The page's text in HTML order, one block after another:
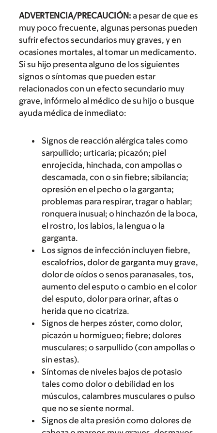
ADVERTENCIA/PRECAUCIÓN: a pesar de que es
muy poco frecuente, algunas personas pueden
sufrir efectos secundarios muy graves, y en
ocasiones mortales, al tomar un medicamento.
Si su hijo presenta alguno de los siguientes
signos o síntomas que pueden estar
relacionados con un efecto secundario muy
grave, infórmelo al médico de su hijo o busque
ayuda médica de inmediato:
Signos de reacción alérgica tales como
sarpullido; urticaria; picazón; piel
enrojecida, hinchada, con ampollas o
descamada, con o sin fiebre; sibilancia;
opresión en el pecho o la garganta;
problemas para respirar, tragar o hablar;
ronquera inusual; o hinchazón de la boca,
el rostro, los labios, la lengua o la
garganta.
Los signos de infección incluyen fiebre,
escalofríos, dolor de garganta muy grave,
dolor de oídos o senos paranasales, tos,
aumento del esputo o cambio en el color
del esputo, dolor para orinar, aftas o
herida que no cicatriza.
Signos de herpes zóster, como dolor,
picazón u hormigueo; fiebre; dolores
musculares; o sarpullido (con ampollas o
sin estas).
Síntomas de niveles bajos de potasio
tales como dolor o debilidad en los
músculos, calambres musculares o pulso
que no se siente normal.
Signos de alta presión como dolores de